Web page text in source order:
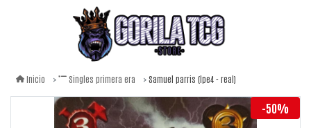
Inicio Singles primera era Samuel parris (lpe4 - real)
-50%